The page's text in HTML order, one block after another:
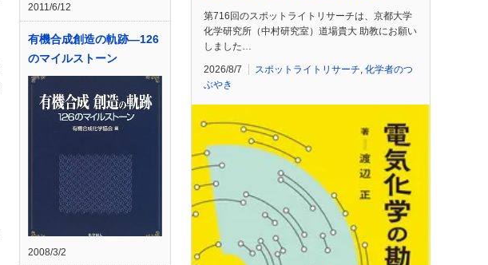
2011/6/12
有機合成創造の軌跡―126
のマイルストーン
2008/3/2
第716回のスポットライトリサーチは、京都大学
化学研究所（中村研究室）道場貴大 助教にお願い
しました…
2026/8/7 スポットライトリサーチ 化学者のつ
ぶやき